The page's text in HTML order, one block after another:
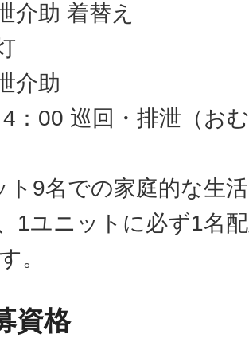
介助 着替え
介助
：00 巡回・排泄（お
ト9名での家庭的な生
1ユニットに必ず1名
。
資格